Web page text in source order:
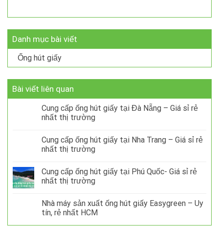
Danh mục bài viết
Ống hút giấy
Bài viết liên quan
Cung cấp ống hút giấy tại Đà Nẵng – Giá sỉ rẻ
nhất thị trường
Cung cấp ống hút giấy tại Nha Trang – Giá sỉ rẻ
nhất thị trường
Cung cấp ống hút giấy tại Phú Quốc- Giá sỉ rẻ
nhất thị trường
Nhà máy sản xuất ống hút giấy Easygreen – Uy
tín, rẻ nhất HCM